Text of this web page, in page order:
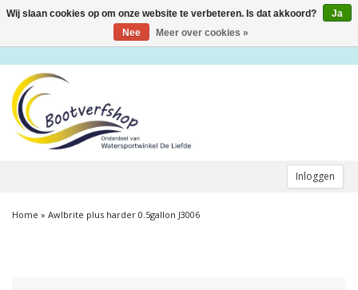
Inloggen
Toggle
Home » Awlbrite plus harder 0.5gallon J3006
Wij slaan cookies op om onze website te verbeteren. Is dat akkoord?
Ja
Nee
Meer over cookies »